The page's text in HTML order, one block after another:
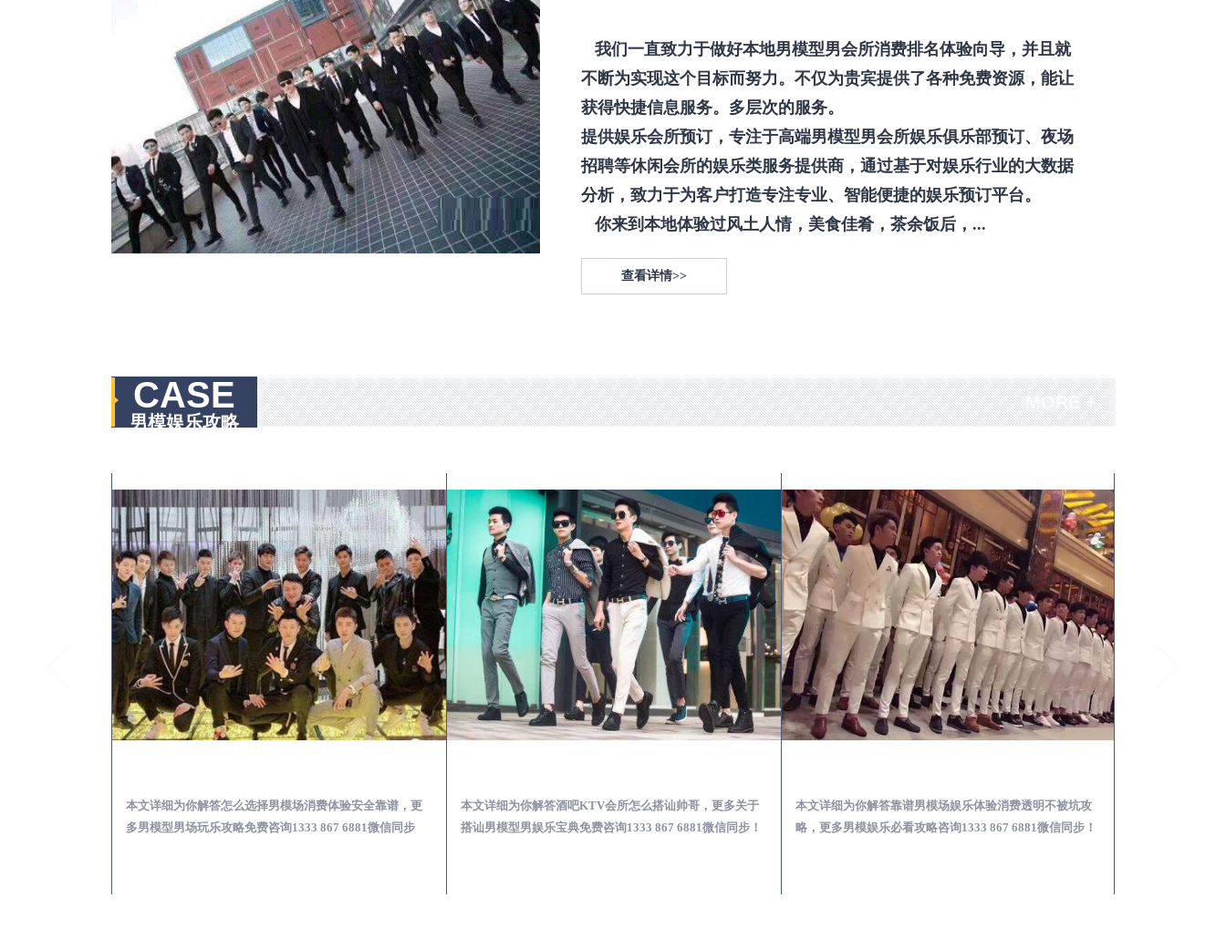
我们一直致力于做好本地男模型男会所消费排名体验向导，并且就
不断为实现这个目标而努力。不仅为贵宾提供了各种免费资源，能让
获得快捷信息服务。多层次的服务。
提供娱乐会所预订，专注于高端男模型男会所娱乐俱乐部预订、夜场
招聘等休闲会所的娱乐类服务提供商，通过基于对娱乐行业的大数据
分析，致力于为客户打造专注专业、智能便捷的娱乐预订平台。
你来到本地体验过风土人情，美食佳肴，茶余饭后，...
查看详情>>
CASE
男模娱乐攻略
本文详细为你解答怎么选择男模场消费体验安全靠谱，更
多男模型男场玩乐攻略免费咨询1333 867 6881微信同步
本文详细为你解答酒吧KTV会所怎么搭讪帅哥，更多关于
搭讪男模型男娱乐宝典免费咨询1333 867 6881微信同步！
本文详细为你解答靠谱男模场娱乐体验消费透明不被坑攻
略，更多男模娱乐必看攻略咨询1333 867 6881微信同步！